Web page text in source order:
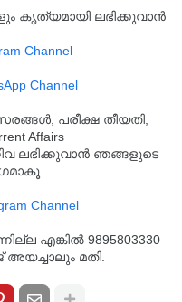
കൃത്യമായി ലഭിക്കുവാൻ
Channel
Channel
പരീക്ഷ തീയതി,
Affairs
ലഭിക്കുവാൻ ഞങ്ങളുടെ
എങ്കിൽ 9895803330
അയച്ചാലും മതി.